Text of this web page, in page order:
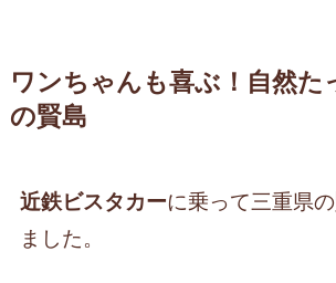
ワンちゃんも喜ぶ！自然た
の賢島
近鉄ビスタカーに乗って三重県の
ました。